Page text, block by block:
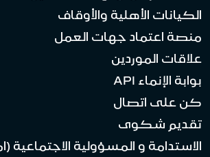
الكيانات الأهلية والأوقاف
منصة اعتماد جهات العمل
علاقات الموردين
بوابة الإنماء API
كن على اتصال
تقديم شكوى
الاستدامة و المسؤولية الاجتماعية